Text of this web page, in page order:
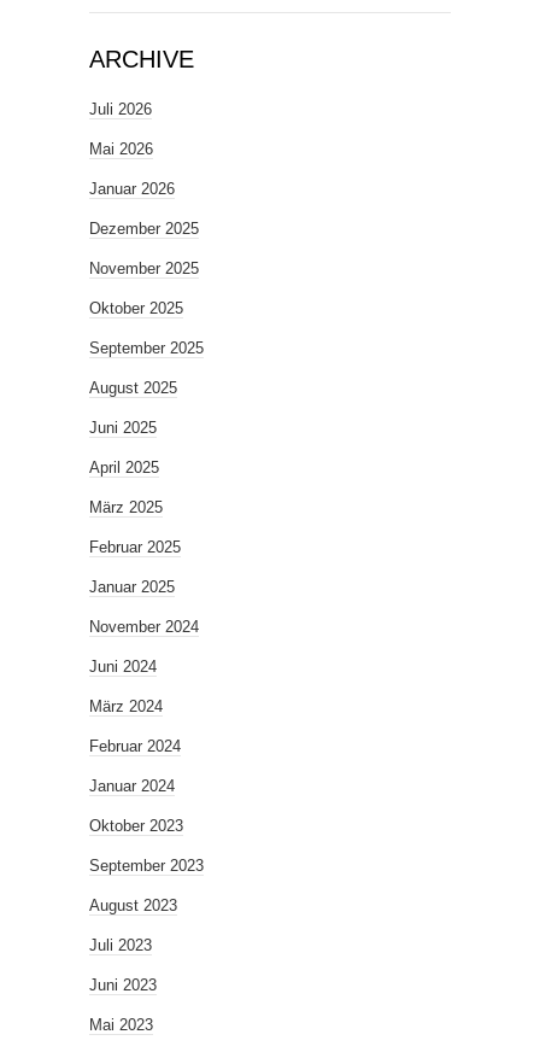
ARCHIVE
Juli 2026
Mai 2026
Januar 2026
Dezember 2025
November 2025
Oktober 2025
September 2025
August 2025
Juni 2025
April 2025
März 2025
Februar 2025
Januar 2025
November 2024
Juni 2024
März 2024
Februar 2024
Januar 2024
Oktober 2023
September 2023
August 2023
Juli 2023
Juni 2023
Mai 2023